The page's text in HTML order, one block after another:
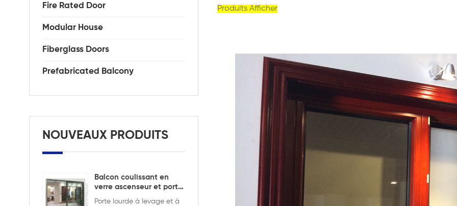
Produits Afficher
Fire Rated Door
Modular House
Fiberglass Doors
Prefabricated Balcony
NOUVEAUX PRODUITS
Balcon coulissant en
verre ascenseur et porte
coulissante
Porte lourde à levage et à